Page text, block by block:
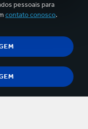
pessoais para
contato conosco.